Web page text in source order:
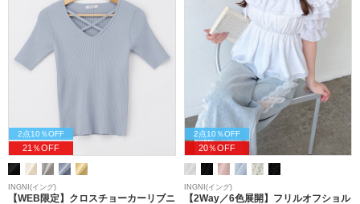
2点10％OFF
21％OFF
INGNI(イング)
【WEB限定】クロスチョーカーリブニ
2点10％OFF
20％OFF
INGNI(イング)
【2Way／6色展開】フリルオフショル